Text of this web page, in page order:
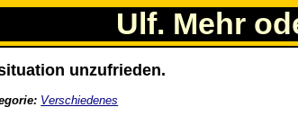
Ulf. Mehr
unzufrieden.
Verschiedenes